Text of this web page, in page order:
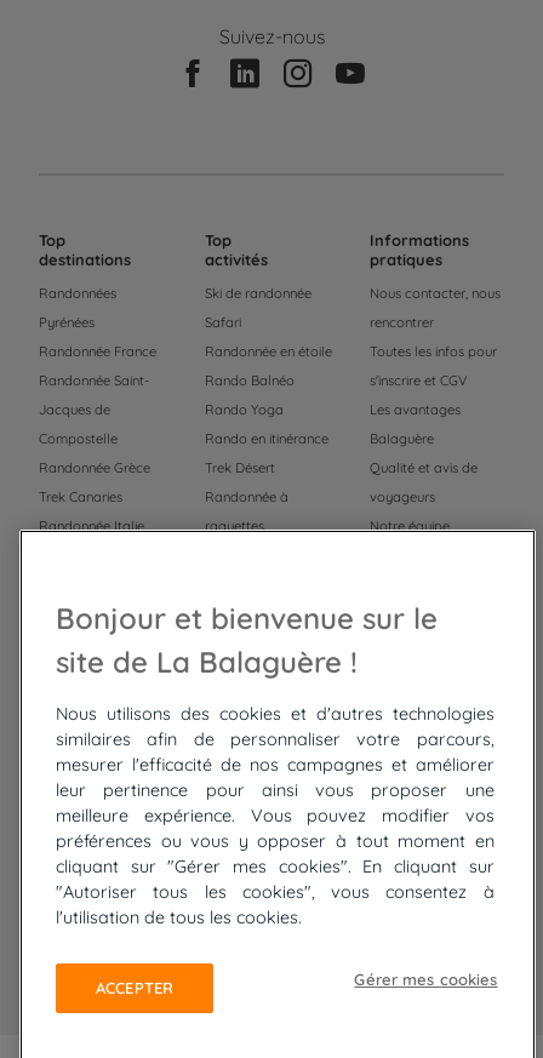
Suivez-nous
Top
destinations
Randonnées
Pyrénées
Randonnée France
Randonnée Saint-
Jacques de
Compostelle
Randonnée Grèce
Trek Canaries
Randonnée Italie
Trek Mauritanie
Top
activités
Ski de randonnée
Safari
Randonnée en étoile
Rando Balnéo
Rando Yoga
Rando en itinérance
Trek Désert
Randonnée à
raquettes
Trek
Informations
pratiques
Nous contacter, nous
rencontrer
Toutes les infos pour
s'inscrire et CGV
Les avantages
Balaguère
Qualité et avis de
voyageurs
Notre équipe
Top
circuits
Tour du lac de Constance à vélo
Cyclades : Amorgos et Naxos
Randonnée aux Bardenas Reales
De Collioure à Cadaquès à pied
Découverte des trésors de Madère
Rando Réunion en douceur
Trek sur Tenerife
Bonjour et bienvenue sur le
site de La Balaguère !
Nous utilisons des cookies et d'autres technologies
similaires afin de personnaliser votre parcours,
mesurer l'efficacité de nos campagnes et améliorer
leur pertinence pour ainsi vous proposer une
meilleure expérience. Vous pouvez modifier vos
préférences ou vous y opposer à tout moment en
cliquant sur "Gérer mes cookies". En cliquant sur
"Autoriser tous les cookies", vous consentez à
l'utilisation de tous les cookies.
Gérer mes cookies
ACCEPTER